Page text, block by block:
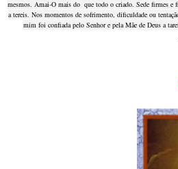
mesmos. Amai-O mais do que todo o criado. Sede firmes e
a tereis. Nos momentos de sofrimento, dificuldade ou
mim foi confiada pelo Senhor e pela Mãe de Deus a